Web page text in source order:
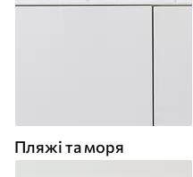
Пляжі та моря